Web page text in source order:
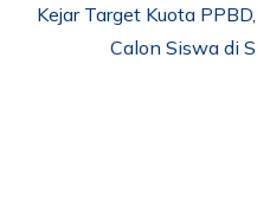
Kejar Target Kuota
Calon Siswa di